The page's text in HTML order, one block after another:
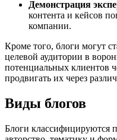
Демонстрация
контента и кейсов
компании.
Кроме того, блоги могут
целевой аудитории в
потенциальных клиентов
продвигать их через
Виды блогов
Блоги классифицируются